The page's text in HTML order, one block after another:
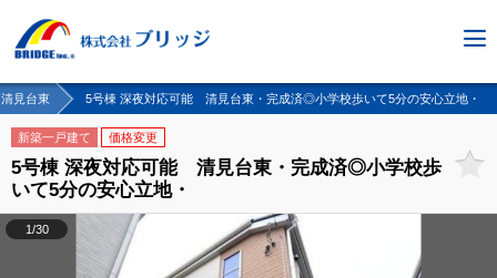
清見台東 5号棟 深夜対応可能 清見台東・完成済◎小学校歩いて5分の安心立地・
新築一戸建て 価格変更
5号棟 深夜対応可能 清見台東・完成済◎小学校歩
いて5分の安心立地・
1/30